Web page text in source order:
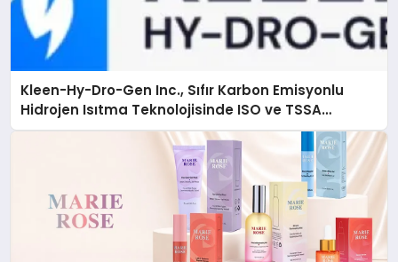
Kleen-Hy-Dro-Gen Inc., Sıfır Karbon Emisyonlu
Hidrojen Isıtma Teknolojisinde ISO ve TSSA
Düzenleyici Onaylarını Aldı